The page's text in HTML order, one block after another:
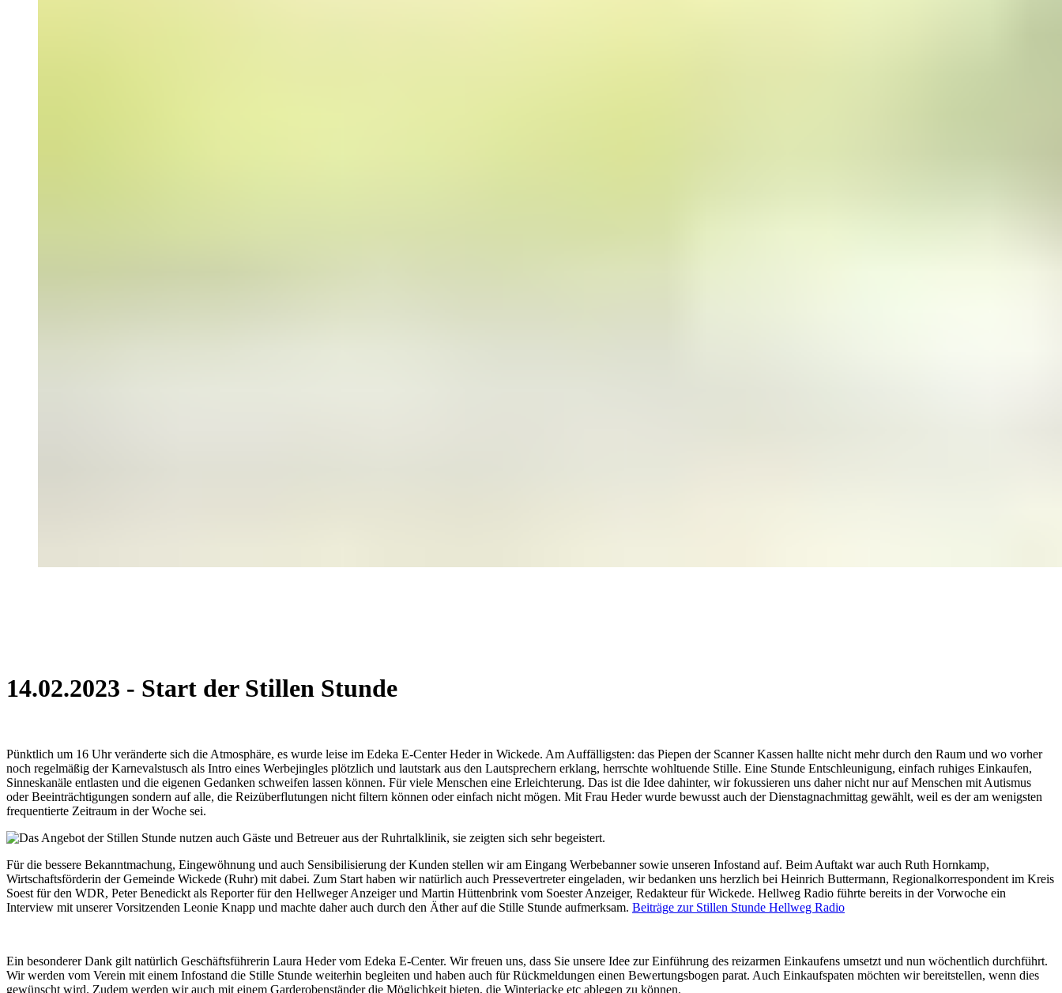
14.02.2023 - Start der Stillen Stunde
Pünktlich um 16 Uhr veränderte sich die Atmosphäre, es wurde leise im Edeka E-Center Heder in Wickede. Am Auffälligsten: das Piepen der Scanner Kassen hallte nicht mehr durch den Raum und wo vorher
noch regelmäßig der Karnevalstusch als Intro eines Werbejingles plötzlich und lautstark aus den Lautsprechern erklang, herrschte wohltuende Stille. Eine Stunde Entschleunigung, einfach ruhiges Einkaufen,
Sinneskanäle entlasten und die eigenen Gedanken schweifen lassen können. Für viele Menschen eine Erleichterung. Das ist die Idee dahinter, wir fokussieren uns daher nicht nur auf Menschen mit Autismus
oder Beeinträchtigungen sondern auf alle, die Reizüberflutungen nicht filtern können oder einfach nicht mögen. Mit Frau Heder wurde bewusst auch der Dienstagnachmittag gewählt, weil es der am wenigsten
frequentierte Zeitraum in der Woche sei.
Für die bessere Bekanntmachung, Eingewöhnung und auch Sensibilisierung der Kunden stellen wir am Eingang Werbebanner sowie unseren Infostand auf. Beim Auftakt war auch Ruth Hornkamp,
Wirtschaftsförderin der Gemeinde Wickede (Ruhr) mit dabei. Zum Start haben wir natürlich auch Pressevertreter eingeladen, wir bedanken uns herzlich bei Heinrich Buttermann, Regionalkorrespondent im Kreis
Soest für den WDR, Peter Benedickt als Reporter für den Hellweger Anzeiger und Martin Hüttenbrink vom Soester Anzeiger, Redakteur für Wickede. Hellweg Radio führte bereits in der Vorwoche ein
Interview mit unserer Vorsitzenden Leonie Knapp und machte daher auch durch den Äther auf die Stille Stunde aufmerksam. Beiträge zur Stillen Stunde Hellweg Radio
Ein besonderer Dank gilt natürlich Geschäftsführerin Laura Heder vom Edeka E-Center. Wir freuen uns, dass Sie unsere Idee zur Einführung des reizarmen Einkaufens umsetzt und nun wöchentlich durchführt.
Wir werden vom Verein mit einem Infostand die Stille Stunde weiterhin begleiten und haben auch für Rückmeldungen einen Bewertungsbogen parat. Auch Einkaufspaten möchten wir bereitstellen, wenn dies
gewünscht wird. Zudem werden wir auch mit einem Garderobenständer die Möglichkeit bieten, die Winterjacke etc ablegen zu können.